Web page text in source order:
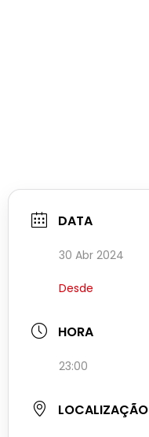
DATA
30 Abr 2024
Desde
HORA
23:00
LOCALIZAÇÃO